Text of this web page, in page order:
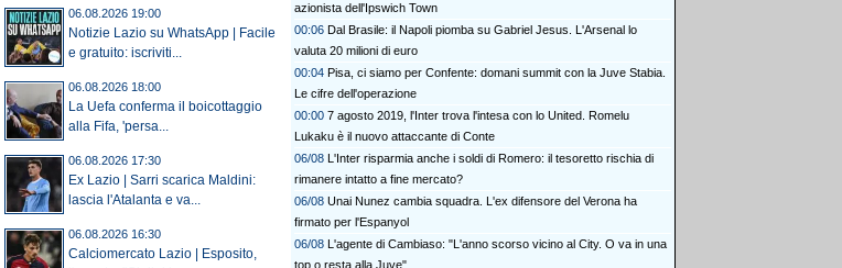
06.08.2026 19:00
Notizie Lazio su WhatsApp | Facile
e gratuito: iscriviti...
06.08.2026 18:00
La Uefa conferma il boicottaggio
alla Fifa, 'persa...
06.08.2026 17:30
Ex Lazio | Sarri scarica Maldini:
lascia l'Atalanta e va...
06.08.2026 16:30
Calciomercato Lazio | Esposito,
azionista dell'Ipswich Town
00:06 Dal Brasile: il Napoli piomba su Gabriel Jesus. L'Arsenal lo
valuta 20 milioni di euro
00:04 Pisa, ci siamo per Confente: domani summit con la Juve Stabia.
Le cifre dell'operazione
00:00 7 agosto 2019, l'Inter trova l'intesa con lo United. Romelu
Lukaku è il nuovo attaccante di Conte
06/08 L'Inter risparmia anche i soldi di Romero: il tesoretto rischia di
rimanere intatto a fine mercato?
06/08 Unai Nunez cambia squadra. L'ex difensore del Verona ha
firmato per l'Espanyol
06/08 L'agente di Cambiaso: "L'anno scorso vicino al City. O va in una
top o resta alla Juve"